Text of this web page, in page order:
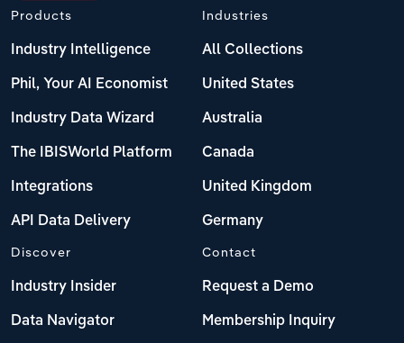
Products
Industry Intelligence
Phil, Your AI Economist
Industry Data Wizard
The IBISWorld Platform
Integrations
API Data Delivery
Industries
All Collections
United States
Australia
Canada
United Kingdom
Germany
Discover
Industry Insider
Data Navigator
Contact
Request a Demo
Membership Inquiry